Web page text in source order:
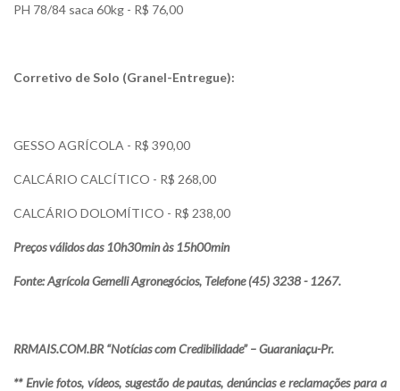
PH 78/84 saca 60kg - R$ 76,00
Corretivo de Solo (Granel-Entregue):
GESSO AGRÍCOLA - R$ 390,00
CALCÁRIO CALCÍTICO - R$ 268,00
CALCÁRIO DOLOMÍTICO - R$ 238,00
Preços válidos das 10h30min às 15h00min
Fonte: Agrícola Gemelli Agronegócios, Telefone (45) 3238 - 1267.
RRMAIS.COM.BR “Notícias com Credibilidade” – Guaraniaçu-Pr.
** Envie fotos, vídeos, sugestão de pautas, denúncias e reclamações para a